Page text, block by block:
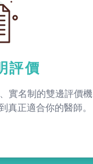
評價
實名制的雙邊評價機
真正適合你的醫師。